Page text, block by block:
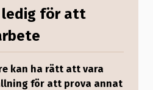
för att
kan ha rätt att vara
för att prova annat